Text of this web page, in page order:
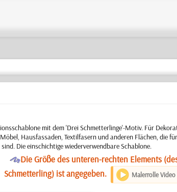
mit dem 'Drei Schmetterlinge'-Motiv. Für
Hausfassaden, Textilfasern und anderen Flächen, die
sind. Die einschichtige wiederverwendbare Schablone.
ODie Größe des unteren-rechten Elements
Schmetterling) ist angegeben.
Malerrolle Video